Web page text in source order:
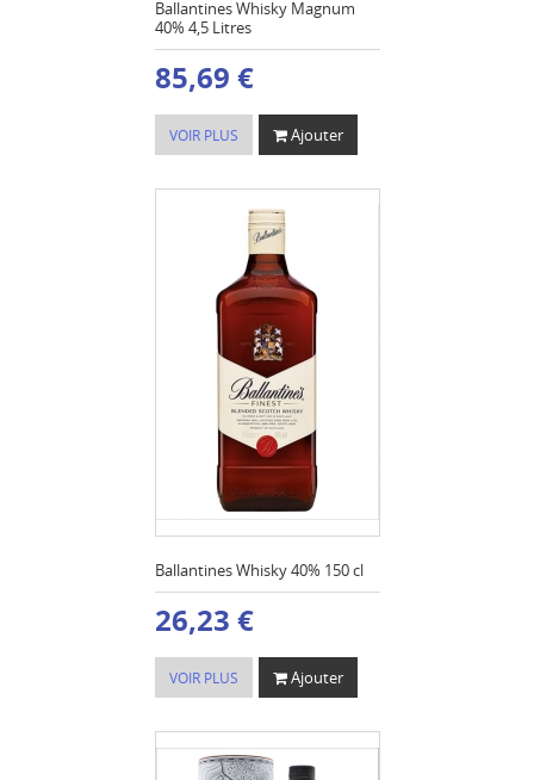
Ballantines Whisky Magnum
40% 4,5 Litres
85,69 €
VOIR PLUS Ajouter
Ballantines Whisky 40% 150 cl
26,23 €
VOIR PLUS Ajouter